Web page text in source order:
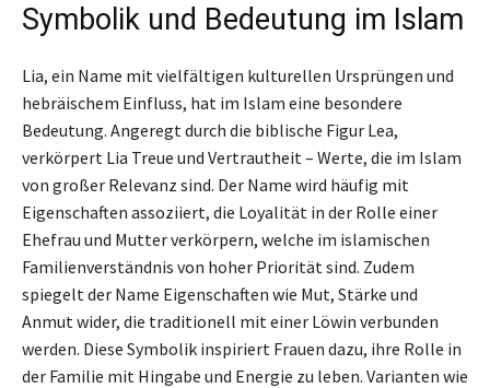
Symbolik und Bedeutung im Islam
Lia, ein Name mit vielfältigen kulturellen Ursprüngen und
hebräischem Einfluss, hat im Islam eine besondere
Bedeutung. Angeregt durch die biblische Figur Lea,
verkörpert Lia Treue und Vertrautheit – Werte, die im Islam
von großer Relevanz sind. Der Name wird häufig mit
Eigenschaften assoziiert, die Loyalität in der Rolle einer
Ehefrau und Mutter verkörpern, welche im islamischen
Familienverständnis von hoher Priorität sind. Zudem
spiegelt der Name Eigenschaften wie Mut, Stärke und
Anmut wider, die traditionell mit einer Löwin verbunden
werden. Diese Symbolik inspiriert Frauen dazu, ihre Rolle in
der Familie mit Hingabe und Energie zu leben. Varianten wie